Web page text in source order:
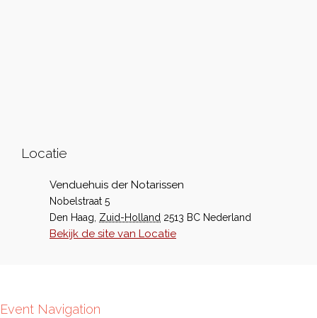
Locatie
Venduehuis der Notarissen
Nobelstraat 5
Den Haag Zuid-Holland 2513 BC Nederland
Bekijk de site van Locatie
Event Navigation